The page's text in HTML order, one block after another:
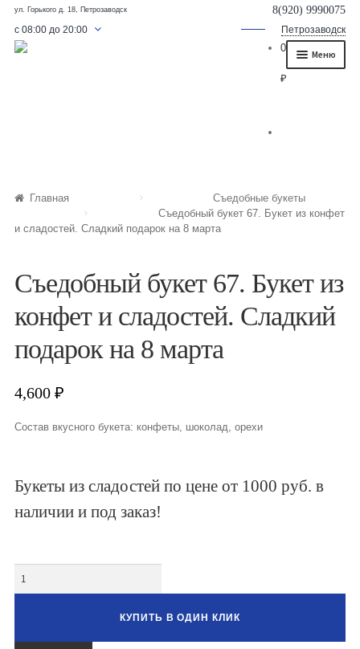
ул. Горького д. 18, Петрозаводск
с 08:00 до 20:00
8(920) 9990075
Петрозаводск
Меню
Букет для мужчины
Сладкие букеты из конфет
Букеты из сухофруктов и орехов
Букеты из клубники и ягод
Овощные букеты
Детские букеты
Съедобные Корзины
Доставка
0
₽
Главная
Съедобные букеты
Съедобный букет 67. Букет из конфет
и сладостей. Сладкий подарок на 8 марта
Съедобный букет 67. Букет из
конфет и сладостей. Сладкий
подарок на 8 марта
4,600₽
Состав вкусного букета: конфеты, шоколад, орехи
Букеты из сладостей по цене от 1000 руб. в
наличии и под заказ!
КУПИТЬ В ОДИН КЛИК